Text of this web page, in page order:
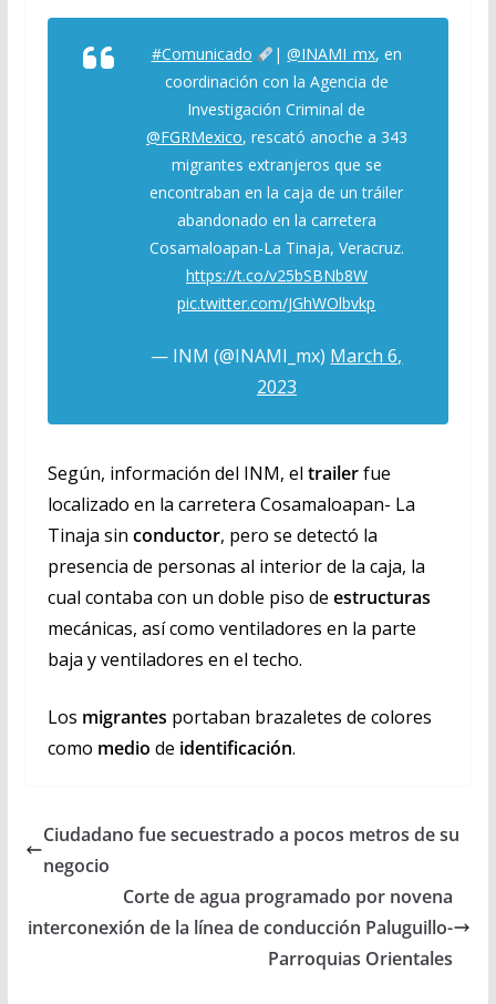
#Comunicado |@INAMI_mx, en
coordinación con la Agencia de
Investigación Criminal de
@FGRMexico, rescató anoche a 343
migrantes extranjeros que se
encontraban en la caja de un tráiler
abandonado en la carretera
Cosamaloapan-La Tinaja, Veracruz.
https://t.co/v25bSBNb8W
pic.twitter.com/JGhWOlbvkp
— INM (@INAMI_mx) March 6,
2023
Según, información del INM, el trailerfue
localizado en la carretera Cosamaloapan- La
Tinaja sin conductor, pero se detectó la
presencia de personas al interior de la caja, la
cual contaba con un doble piso de estructuras
mecánicas, así como ventiladores en la parte
baja y ventiladores en el techo.
Los migrantes portaban brazaletes de colores
como medio de identificación.
Ciudadano fue secuestrado a pocos metros de su
negocio
Corte de agua programado por novena
interconexión de la línea de conducción Paluguillo-
Parroquias Orientales